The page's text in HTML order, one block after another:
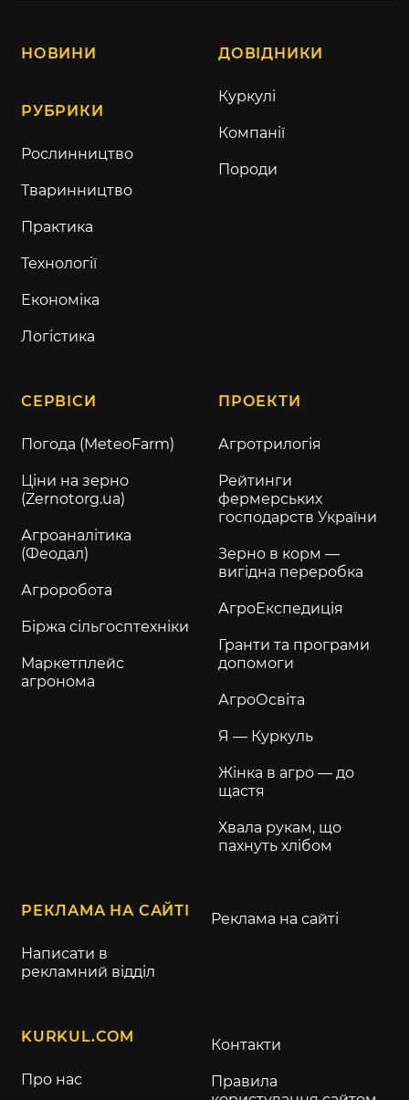
НОВИНИ
РУБРИКИ
Рослинництво
Тваринництво
Практика
Технології
Економіка
Логістика
ДОВІДНИКИ
Куркулі
Компанії
Породи
СЕРВІСИ
Погода (MeteoFarm)
Ціни на зерно
(Zernotorg.ua)
Агроаналітика
(Феодал)
Агроробота
Біржа сільгосптехніки
Маркетплейс
агронома
ПРОЕКТИ
Агротрилогія
Рейтинги
фермерських
господарств України
Зерно в корм —
вигідна переробка
АгроЕкспедиція
Гранти та програми
допомоги
АгроОсвіта
Я — Куркуль
Жінка в агро — до
щастя
Хвала рукам, що
пахнуть хлібом
РЕКЛАМА НА САЙТІ
Написати в
рекламний відділ
Реклама на сайті
KURKUL.COM
Про нас
Контакти
Правила